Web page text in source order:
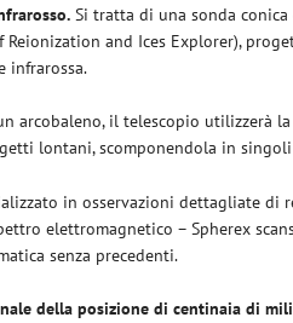
Si tratta di una sonda
and Ices Explorer),
infrarossa.
arcobaleno, il telescopio utilizzerà
lontani, scomponendola in
in osservazioni dettagliate
elettromagnetico – Spherex
senza precedenti.
della posizione di centinaia di